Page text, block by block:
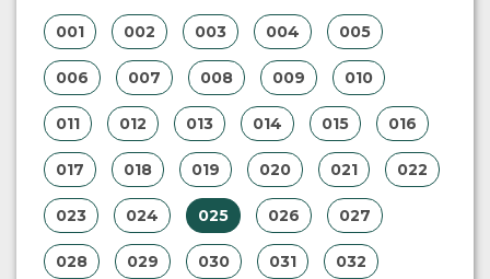
001 002 003 004 005
006 007 008 009 010
011 012 013 014 015 016
017 018 019 020 021 022
023 024 025 026 027
028 029 030 031 032